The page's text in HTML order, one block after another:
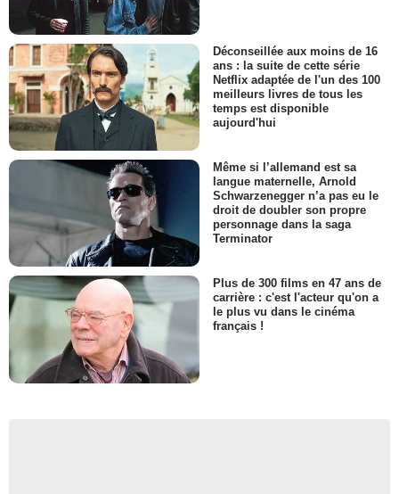
Déconseillée aux moins de 16
ans : la suite de cette série
Netflix adaptée de l'un des 100
meilleurs livres de tous les
temps est disponible
aujourd'hui
Même si l’allemand est sa
langue maternelle, Arnold
Schwarzenegger n’a pas eu le
droit de doubler son propre
personnage dans la saga
Terminator
Plus de 300 films en 47 ans de
carrière : c'est l'acteur qu'on a
le plus vu dans le cinéma
français !